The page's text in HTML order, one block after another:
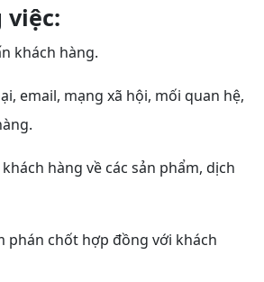
việc:
khách hàng.
email, mạng xã hội, mối quan hệ,
hàng về các sản phẩm, dịch
phán chốt hợp đồng với khách